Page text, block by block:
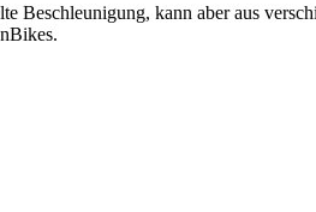
Beschleunigung, kann aber aus